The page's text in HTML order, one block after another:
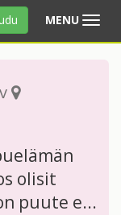
MENU Avaa
valikko
olisit
puute e...